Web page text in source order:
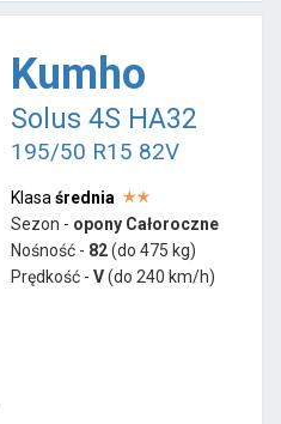
Kumho
Solus 4S HA32
195/50 R15 82V
Klasa średnia
Sezon - opony Całoroczne
Nośność - 82(do 475 kg)
Prędkość - V(do 240 km/h)